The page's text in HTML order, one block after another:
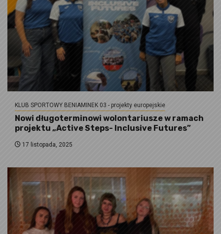
KLUB SPORTOWY BENIAMINEK 03 - projekty europejskie
Nowi długoterminowi wolontariusze w ramach
projektu „Active Steps- Inclusive Futures”
17 listopada, 2025